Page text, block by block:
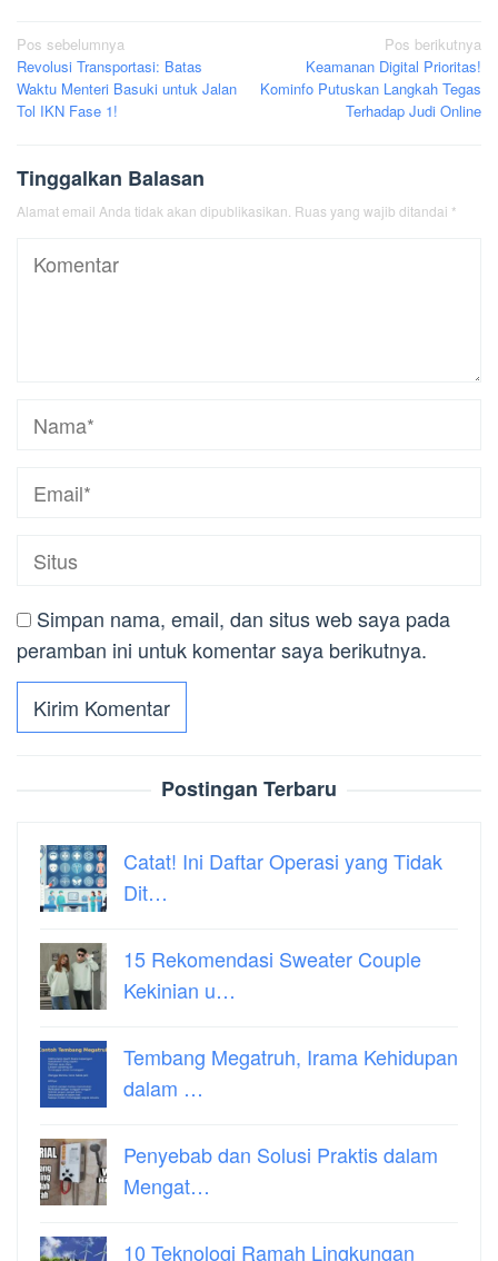
Navigasi
pos
Pos sebelumnya
Revolusi Transportasi: Batas
Waktu Menteri Basuki untuk Jalan
Tol IKN Fase 1!
Pos berikutnya
Keamanan Digital Prioritas!
Kominfo Putuskan Langkah Tegas
Terhadap Judi Online
Tinggalkan Balasan
Alamat email Anda tidak akan dipublikasikan. Ruas yang wajib ditandai *
Simpan nama, email, dan situs web saya pada
peramban ini untuk komentar saya berikutnya.
Postingan Terbaru
Catat! Ini Daftar Operasi yang Tidak
Dit…
15 Rekomendasi Sweater Couple
Kekinian u…
Tembang Megatruh, Irama Kehidupan
dalam …
Penyebab dan Solusi Praktis dalam
Mengat…
10 Teknologi Ramah Lingkungan